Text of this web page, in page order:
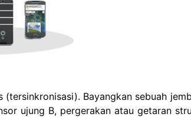
Bayangkan sebuah
ujung B, pergerakan atau getaran